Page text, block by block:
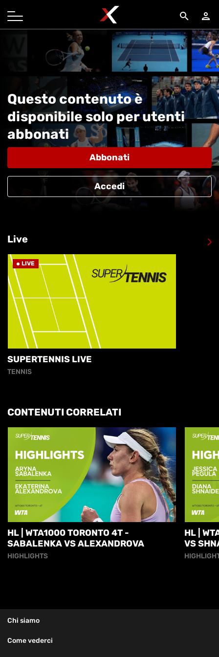
search person
Questo contenuto è
disponibile solo per utenti
abbonati
Abbonati
Accedi
Live
LIVE
SUPERTENNIS LIVE
TENNIS
CONTENUTI CORRELATI
HL | WTA1000 TORONTO 4T -
SABALENKA VS ALEXANDROVA
HIGHLIGHTS
HL |
VS
Chi siamo
Come vederci